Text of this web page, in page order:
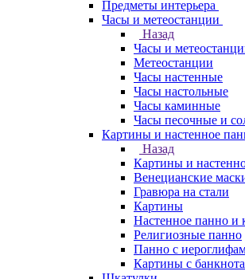
Предметы интерьера
Часы и метеостанции
Назад
Часы и
Метеостанции
Часы настенные
Часы настольные
Часы каминные
Часы песочные и
Картины и настенное
Назад
Картины и
Венецианские
Гравюра на стали
Картины
Настенное панно и
Религиозные панно
Панно с
Картины с